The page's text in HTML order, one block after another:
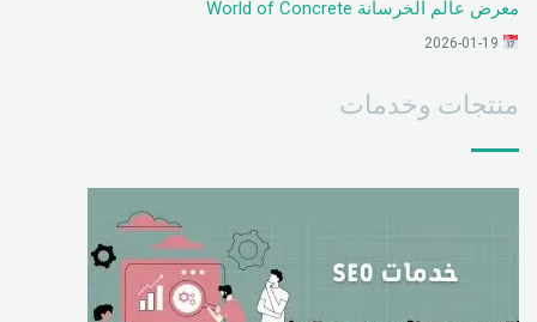
معرض عالم الخرسانة World of Concrete
منتجات وخدمات